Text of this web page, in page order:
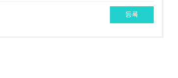
등록